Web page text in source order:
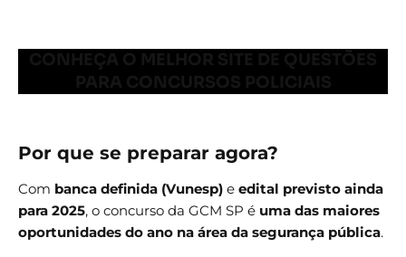
Por que se preparar agora?
Com banca definida (Vunesp) e edital previsto ainda
para 2025, o concurso da GCM SP é uma das maiores
oportunidades do ano na área da segurança pública.